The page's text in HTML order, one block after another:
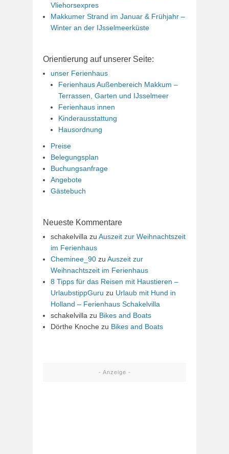
Vliehorsexpres
Makkumer Strand im Januar & Frühjahr –
Winter an der IJsselmeerküste
Orientierung auf unserer Seite:
unser Ferienhaus
Ferienhaus Außenbereich Makkum –
Terrassen, Garten und IJsselmeer
Ferienhaus innen
Kinderausstattung
Hausordnung
Preise
Belegungsplan
Buchungsanfrage
Angebote
Gästebuch
Neueste Kommentare
schakelvilla zu Auszeit zur Weihnachtszeit
im Ferienhaus
Cheminee_90 zu Auszeit zur
Weihnachtszeit im Ferienhaus
8 Tipps für das Reisen mit Haustieren –
UrlaubstippGuru zu Urlaub mit Hund in
Holland – Ferienhaus Schakelvilla
schakelvilla zu Bikes and Boats
Dörthe Knoche zu Bikes and Boats
- Anzeige -